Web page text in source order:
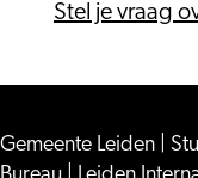
Stel je vraag
Gemeente Leiden